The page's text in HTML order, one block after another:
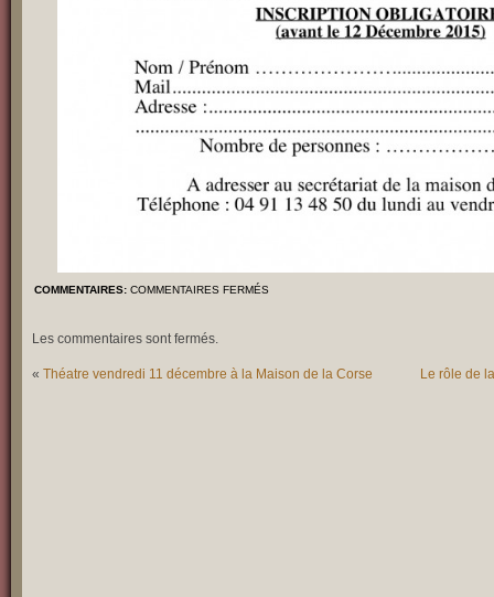
COMMENTAIRES: COMMENTAIRES FERMÉS
Les commentaires sont fermés.
« Théatre vendredi 11 décembre à la Maison de la Corse Le rôle de